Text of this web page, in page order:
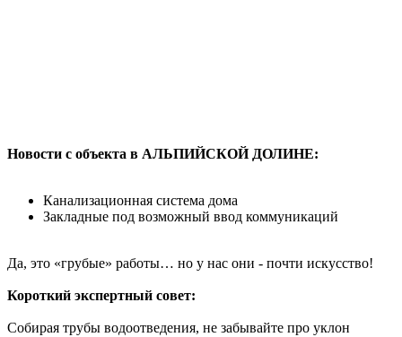
Новости с объекта в АЛЬПИЙСКОЙ ДОЛИНЕ:
Канализационная система дома
Закладные под возможный ввод коммуникаций
Да, это «грубые» работы… но у нас они - почти искусство!
Короткий экспертный совет:
Собирая трубы водоотведения, не забывайте про уклон